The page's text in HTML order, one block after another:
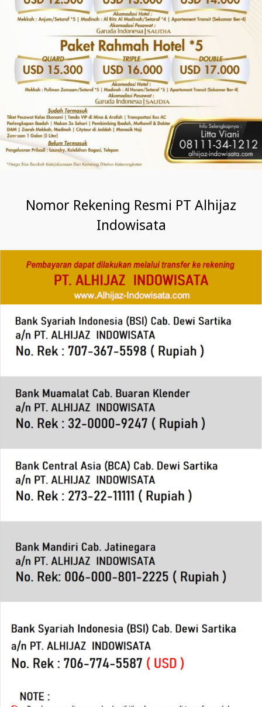
Nomor Rekening Resmi PT Alhijaz
Indowisata